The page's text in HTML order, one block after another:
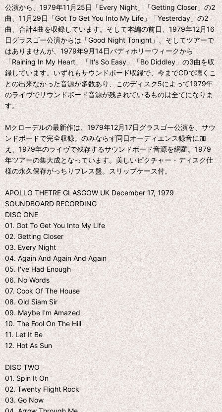
公演から、1979年11月25日「Every Night」「Getting Closer」の2
曲、11月29日「Got To Get You Into My Life」「Yesterday」の2
曲、合計4曲を収録しています。そして本編の前日、1979年12月16
日グラスゴー公演からは「Good Night Tonight」、そしてツアーで
はありませんが、1979年9月14日バディホリーウィークから
「Raining In My Heart」「It's So Easy」「Bo Diddley」の3曲を収
録しています。いずれもサウンドボード収録で、今までCDで聴くこ
との出来なかった音源が多数あり、このディスク5によって1979年
のライヴでサウンドボード音源が残されているものは全てになりま
す。
Mクローデルの最新作は、1979年12月17日グラスゴー公演を、サウ
ンドボードで完全収録。のみならず同日オーディエンス録音に加
え、1979年のライヴで残存するサウンドボード音源を網羅。1979
年ツアーの集大成となっています。美しいピクチャー・ディスク仕
様の永久保存がっちりプレス盤。スリップケース付。
APOLLO THETRE GLASGOW UK December 17, 1979
SOUNDBOARD RECORDING
DISC ONE
01. Got To Get You Into My Life
02. Getting Closer
03. Every Night
04. Again And Again And Again
05. I've Had Enough
06. No Words
07. Cook Of The House
08. Old Siam Sir
09. Maybe I'm Amazed
10. The Fool On The Hill
11. Let It Be
12. Hot As Sun
DISC TWO
01. Spin It On
02. Twenty Flight Rock
03. Go Now